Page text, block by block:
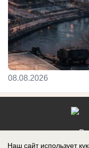
08.08.2026
Наш сайт использует